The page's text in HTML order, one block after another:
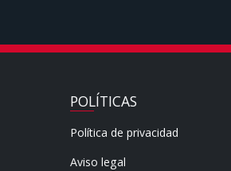
POLÍTICAS
Política de privacidad
Aviso legal